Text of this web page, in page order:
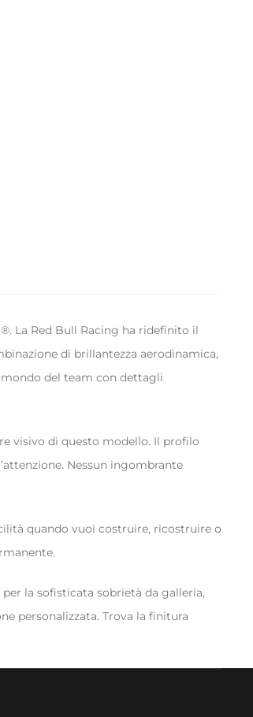
La Red Bull Racing ha ridefinito il
di brillantezza aerodinamica,
mondo del team con dettagli
visivo di questo modello. Il profilo
Nessun ingombrante
quando vuoi costruire, ricostruire o
la sofisticata sobrietà da galleria,
personalizzata. Trova la finitura